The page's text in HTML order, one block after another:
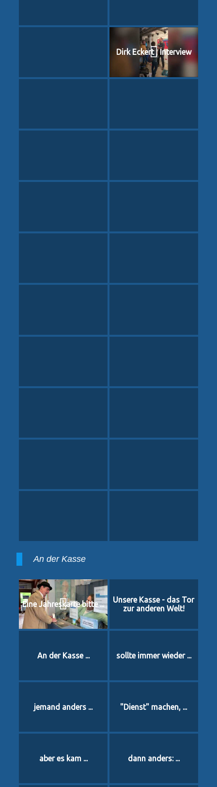
Dirk Eckert , Interview
An der Kasse
Eine Jahreskarte bitte ...
Unsere Kasse - das Tor
zur anderen Welt!
An der Kasse ... sollte immer wieder ...
jemand anders ... "Dienst" machen, ...
aber es kam ... dann anders: ...